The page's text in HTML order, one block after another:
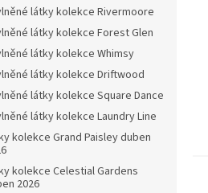
látky kolekce Rivermoore
látky kolekce Forest Glen
látky kolekce Whimsy
látky kolekce Driftwood
látky kolekce Square Dance
látky kolekce Laundry Line
kolekce Grand Paisley duben
kolekce Celestial Gardens
2026